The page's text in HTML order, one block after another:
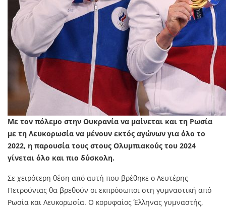
Με τον πόλεμο στην Ουκρανία να μαίνεται και τη Ρωσία
με τη Λευκορωσία να μένουν εκτός αγώνων για όλο το
2022, η παρουσία τους στους Ολυμπιακούς του 2024
γίνεται όλο και πιο δύσκολη.
Σε χειρότερη θέση από αυτή που βρέθηκε ο Λευτέρης
Πετρούνιας θα βρεθούν οι εκπρόσωποι στη γυμναστική από
Ρωσία και Λευκορωσία. Ο κορυφαίος Έλληνας γυμναστής,